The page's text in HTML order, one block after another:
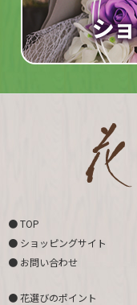
● TOP
● ショッピングサイト
● お問い合わせ
● 花選びのポイント